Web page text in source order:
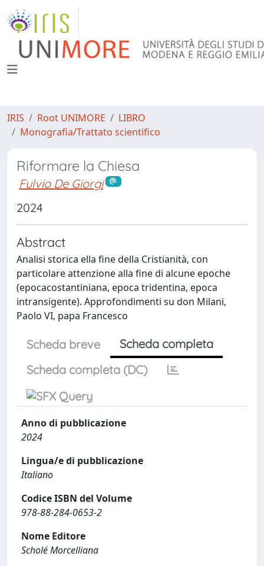
IRIS Root UNIMORE
LIBRO
Monografia/Trattato scientifico
Riformare la Chiesa
Fulvio De Giorgi
2024
Abstract
Analisi storica ella fine della Cristianità, con
particolare attenzione alla fine di alcune epoche
(epocacostantiniana, epoca tridentina, epoca
intransigente). Approfondimenti su don Milani,
Paolo VI, papa Francesco
Scheda breve
Scheda completa
Scheda completa (DC)
Anno di pubblicazione
2024
Lingua/e di pubblicazione
Italiano
Codice ISBN del Volume
978-88-284-0653-2
Nome Editore
Scholé Morcelliana